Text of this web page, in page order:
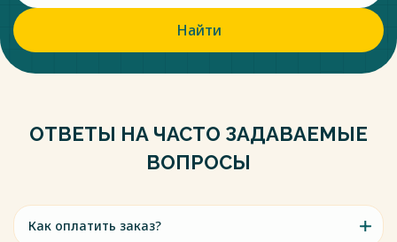
Найти
ОТВЕТЫ НА ЧАСТО ЗАДАВАЕМЫЕ
ВОПРОСЫ
Как оплатить заказ?